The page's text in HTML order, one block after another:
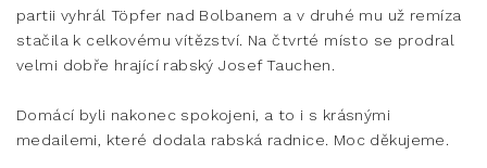
partii vyhrál Töpfer nad Bolbanem a v druhé mu už remíza
stačila k celkovému vítězství. Na čtvrté místo se prodral
velmi dobře hrající rabský Josef Tauchen.
Domácí byli nakonec spokojeni, a to i s krásnými
medailemi, které dodala rabská radnice. Moc děkujeme.